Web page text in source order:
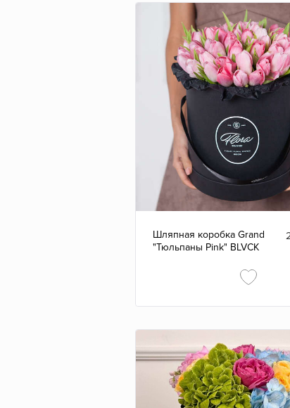
Шляпная коробка Grand
"Тюльпаны Pink" BLVCK